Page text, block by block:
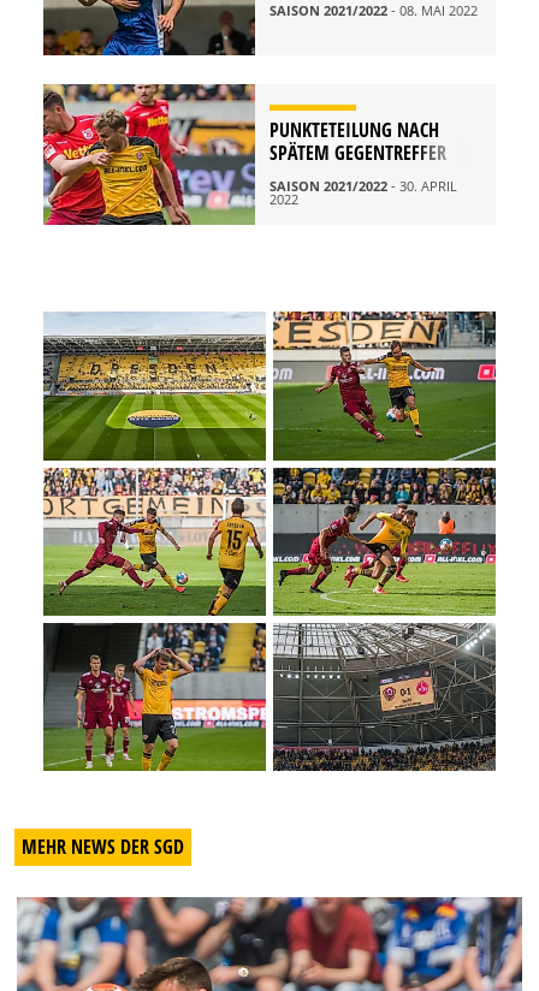
SAISON 2021/2022 - 08. MAI 2022
PUNKTETEILUNG NACH
SPÄTEM GEGENTREFFER
SAISON 2021/2022 - 30. APRIL
2022
MEHR NEWS DER SGD